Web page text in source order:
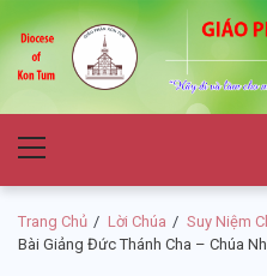
to
navigation
to
content
Giáo
Menu
Trang Chủ Lời Chúa
Suy Niệm
Bài Giảng Đức Thánh Cha – Chúa